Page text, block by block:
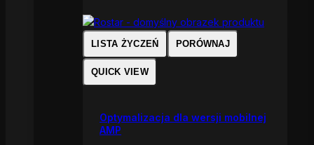
LISTA ŻYCZEŃ PORÓWNAJ
QUICK VIEW
Optymalizacja dla wersji mobilnej
AMP